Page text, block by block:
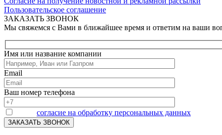
Пользовательское соглашение
ЗАКАЗАТЬ ЗВОНОК
Мы свяжемся с Вами в ближайшее время и ответим на ваши
Имя или название компании
Email
Ваш номер телефона
согласие на обработку персональных данных